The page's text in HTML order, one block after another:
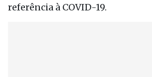
referência à COVID-19.